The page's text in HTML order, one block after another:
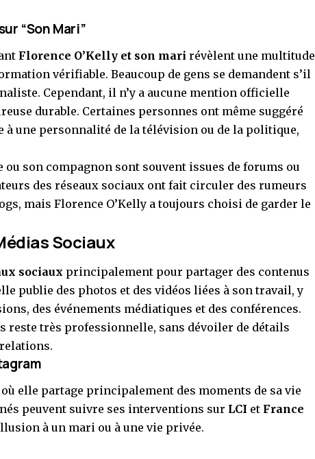
“Son Mari”
Florence O’Kelly et son mari révèlent une multitude
vérifiable. Beaucoup de gens se demandent s’il
Cependant, il n’y a aucune mention officielle
durable. Certaines personnes ont même suggéré
à une personnalité de la télévision ou de la politique,
son compagnon sont souvent issues de forums ou
des réseaux sociaux ont fait circuler des rumeurs
mais Florence O’Kelly a toujours choisi de garder le
Sociaux
sociaux principalement pour partager des contenus
publie des photos et des vidéos liées à son travail, y
des événements médiatiques et des conférences.
reste très professionnelle, sans dévoiler de détails
elle partage principalement des moments de sa vie
peuvent suivre ses interventions sur LCI et France
à un mari ou à une vie privée.